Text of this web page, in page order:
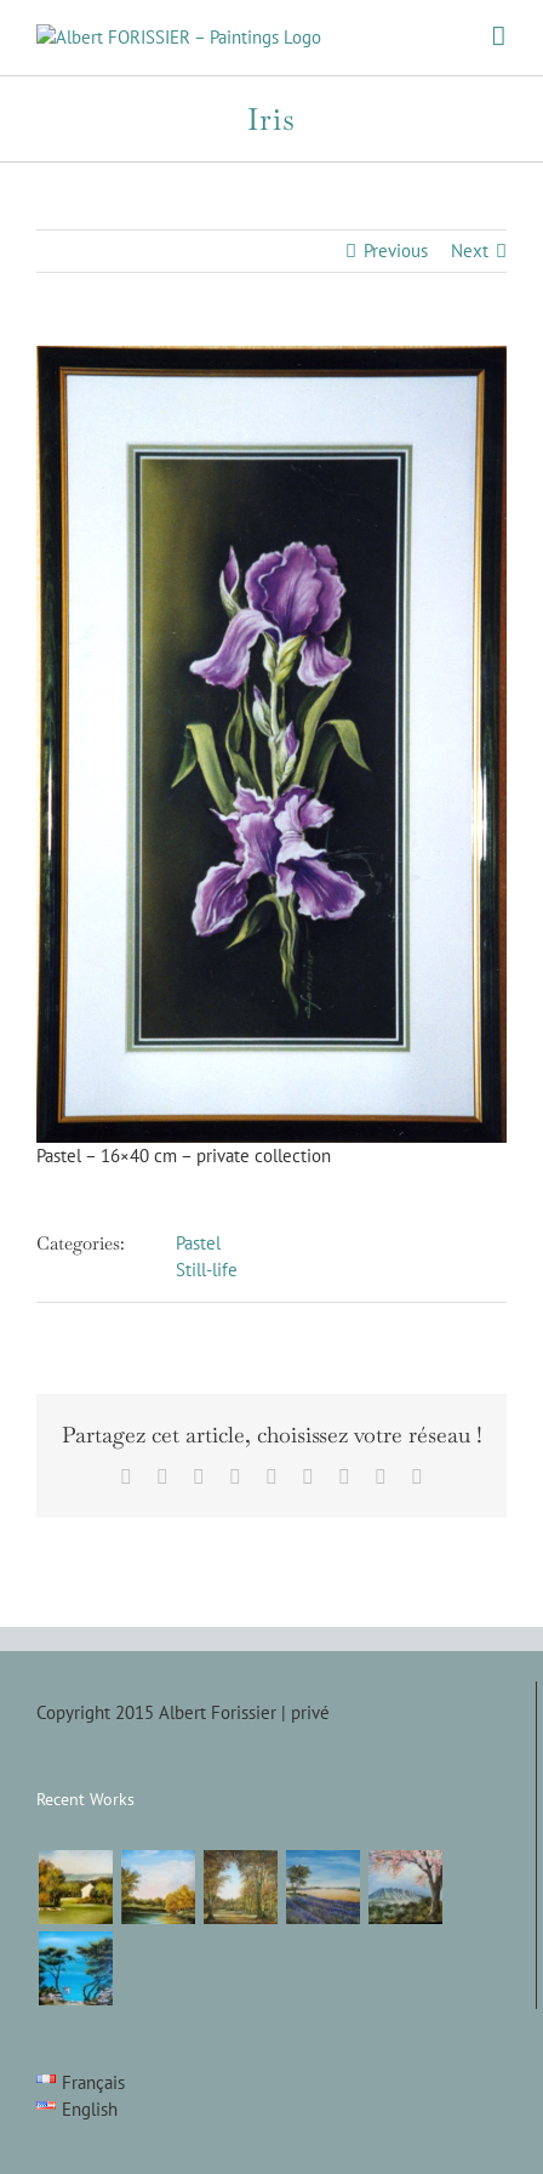
Iris
Previous Next
View
Larger
Image
Pastel – 16×40 cm – private collection
Categories:
Pastel
Still-life
Partagez cet article, choisissez votre réseau !
Facebook Reddit LinkedInWhatsApp
TumblrPinterest
Copyright 2015 Albert Forissier | privé
Recent Works
Français
English